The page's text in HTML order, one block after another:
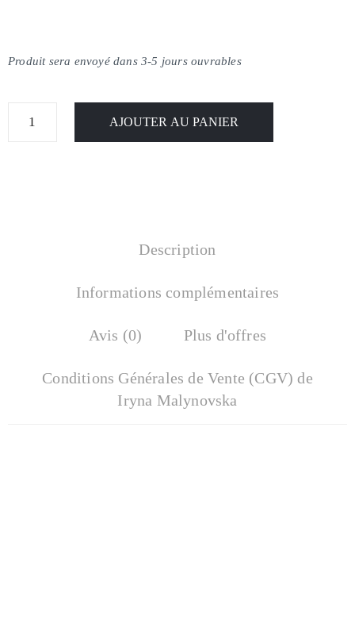
Produit sera envoyé dans 3-5 jours ouvrables
AJOUTER AU PANIER
Description
Informations complémentaires
Avis (0) Plus d'offres
Conditions Générales de Vente (CGV) de
Iryna Malynovska